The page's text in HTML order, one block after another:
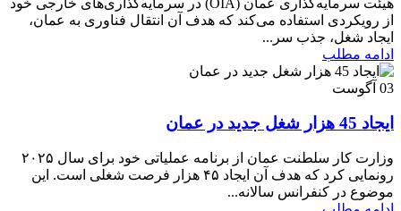
هیئت سرمایه‌گذاری عمان (OIA) در سرمایه‌گذاری‌های خارجی خود
از رویکردی استفاده می‌کند که هدف آن انتقال فناوری به عمان،
ایجاد شغل، جذب سر...
ادامه مطلب
03 آگوست
ایجاد 45 هزار شغل جدید در عمان
وزارت کار سلطنت عمان از برنامه عملیاتی خود برای سال ۲۰۲۵
رونمایی کرد که هدف آن ایجاد ۴۵ هزار فرصت شغلی است. این
موضوع در کنفرانس سالانه...